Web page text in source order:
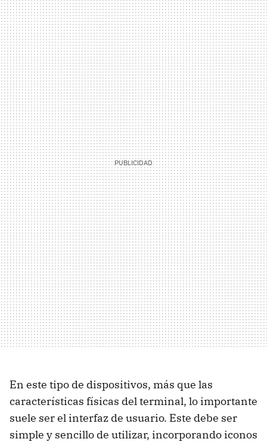
En este tipo de dispositivos, más que las
características físicas del terminal, lo importante
suele ser el interfaz de usuario. Este debe ser
simple y sencillo de utilizar, incorporando iconos